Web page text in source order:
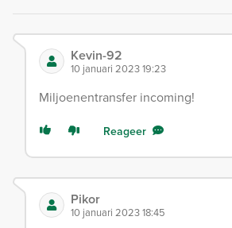
Kevin-92
10 januari 2023 19:23
Miljoenentransfer incoming!
Reageer
Pikor
10 januari 2023 18:45